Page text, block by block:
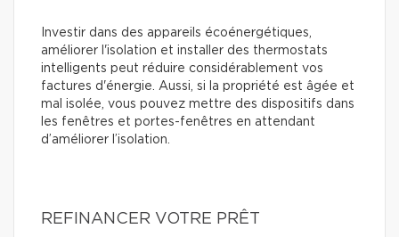
Investir dans des appareils écoénergétiques,
améliorer l'isolation et installer des thermostats
intelligents peut réduire considérablement vos
factures d'énergie. Aussi, si la propriété est âgée et
mal isolée, vous pouvez mettre des dispositifs dans
les fenêtres et portes-fenêtres en attendant
d’améliorer l’isolation.
REFINANCER VOTRE PRÊT